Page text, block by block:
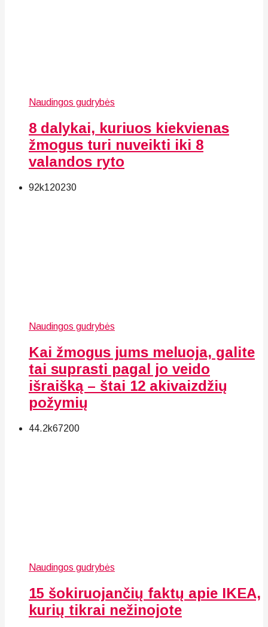
Naudingos gudrybės
8 dalykai, kuriuos kiekvienas
žmogus turi nuveikti iki 8
valandos ryto
92k120230
Naudingos gudrybės
Kai žmogus jums meluoja, galite
tai suprasti pagal jo veido
išraišką – štai 12 akivaizdžių
požymių
44.2k67200
Naudingos gudrybės
15 šokiruojančių faktų apie IKEA,
kurių tikrai nežinojote